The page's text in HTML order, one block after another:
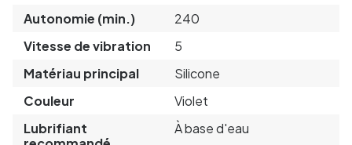
Autonomie (min.)
240
Vitesse de vibration
5
Matériau principal
Silicone
Couleur
Violet
Lubrifiant
À base d'eau